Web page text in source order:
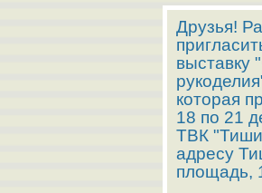
Друзья!
выставку
которая
18 по 21
ТВК
адресу
площадь,